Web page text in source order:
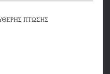
ΠΤΩΣΗΣ